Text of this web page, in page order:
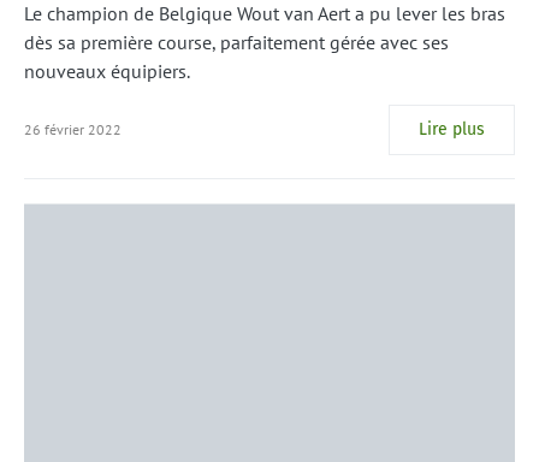
Le champion de Belgique Wout van Aert a pu lever les bras
dès sa première course, parfaitement gérée avec ses
nouveaux équipiers.
26 février 2022 Lire plus